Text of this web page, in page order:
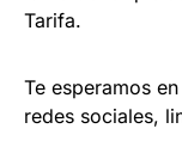
Tarifa.
Te esperamos
redes sociales,